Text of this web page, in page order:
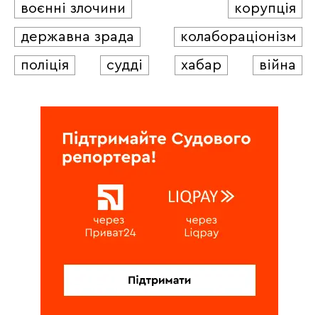
воєнні злочини
корупція
державна зрада
колабораціонізм
поліція
судді хабар війна